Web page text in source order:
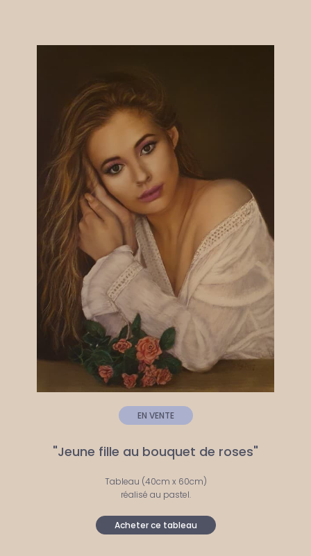
EN VENTE
"Jeune fille au bouquet de roses"
Tableau (40cm x 60cm)
réalisé au pastel.
Acheter ce tableau